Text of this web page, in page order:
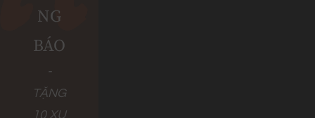
NG
BÁO
-
TẶNG
10 XU